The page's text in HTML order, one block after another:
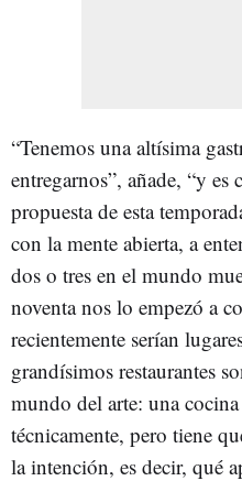
“Tenemos una altísima
entregarnos”, añade, “y
propuesta de esta
con la mente abierta, a
dos o tres en el mundo
noventa nos lo empezó a
recientemente serían
grandísimos restaurantes
mundo del arte: una
técnicamente, pero tiene
la intención, es decir, qué